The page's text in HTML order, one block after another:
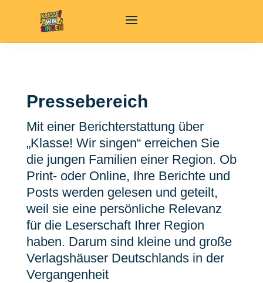
Pressebereich
Mit einer Berichterstattung über
„Klasse! Wir singen“ erreichen Sie
die jungen Familien einer Region. Ob
Print- oder Online, Ihre Berichte und
Posts werden gelesen und geteilt,
weil sie eine persönliche Relevanz
für die Leserschaft Ihrer Region
haben. Darum sind kleine und große
Verlagshäuser Deutschlands in der
Vergangenheit